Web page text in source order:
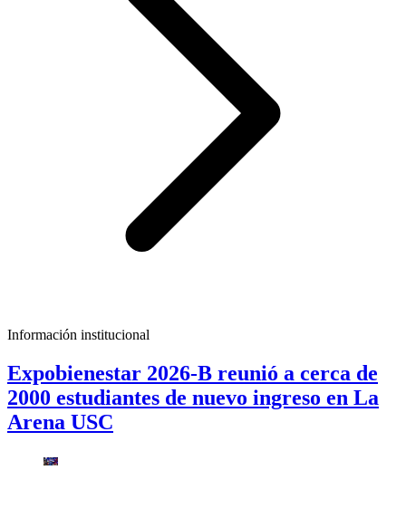
Información institucional
Expobienestar 2026-B reunió a cerca de
2000 estudiantes de nuevo ingreso en La
Arena USC